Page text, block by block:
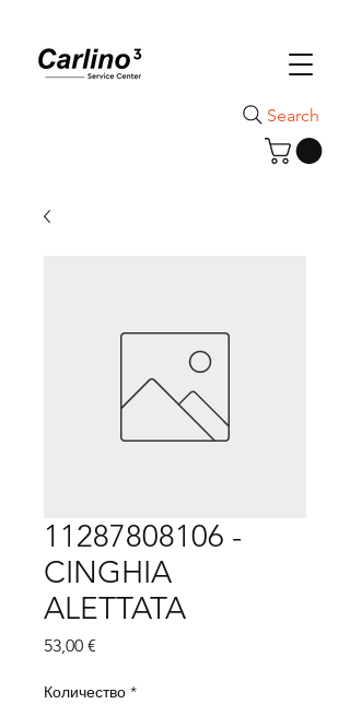
Search
11287808106 -
CINGHIA
ALETTATA
53,00 €
Количество *